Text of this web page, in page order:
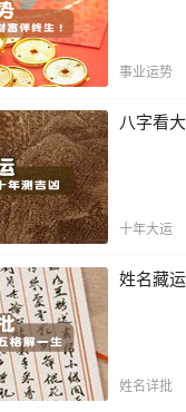
事业运势
八字看
十年大运
姓名藏
姓名详批